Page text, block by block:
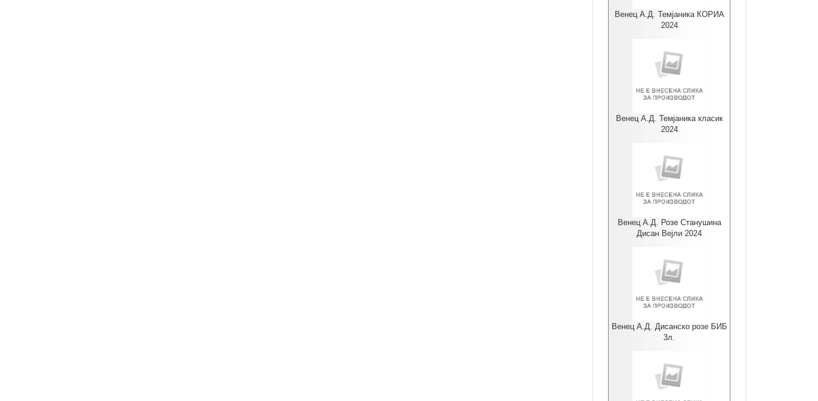
Венец А.Д. Темјаника КОРИА
2024
Венец А.Д. Темјаника класик
2024
Венец А.Д. Розе Станушина
Дисан Вејли 2024
Венец А.Д. Дисанско розе БИБ
3л.